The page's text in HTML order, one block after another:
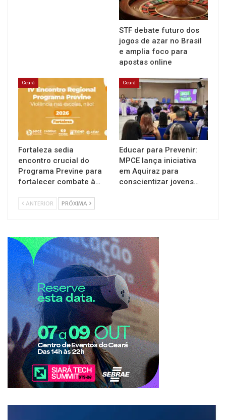
STF debate futuro dos
jogos de azar no Brasil
e amplia foco para
apostas online
Ceará
Fortaleza sedia
encontro crucial do
Programa Previne para
fortalecer combate à…
Ceará
Educar para Prevenir:
MPCE lança iniciativa
em Aquiraz para
conscientizar jovens…
ANTERIOR PRÓXIMA